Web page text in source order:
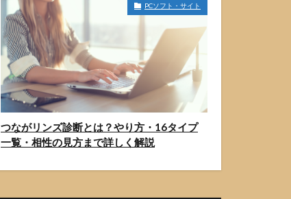
PCソフト・サイト
つながリンズ診断とは？やり方・16タイプ
一覧・相性の見方まで詳しく解説